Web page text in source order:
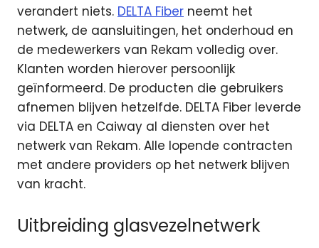
verandert niets. DELTA Fiber neemt het
netwerk, de aansluitingen, het onderhoud en
de medewerkers van Rekam volledig over.
Klanten worden hierover persoonlijk
geïnformeerd. De producten die gebruikers
afnemen blijven hetzelfde. DELTA Fiber leverde
via DELTA en Caiway al diensten over het
netwerk van Rekam. Alle lopende contracten
met andere providers op het netwerk blijven
van kracht.
Uitbreiding glasvezelnetwerk